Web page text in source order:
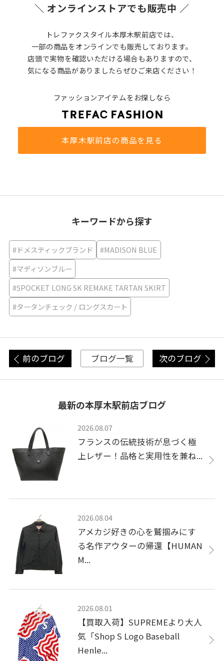
＼ オンラインストアでも販売中 ／
トレファクスタイル本厚木駅前店では、
一部の商品をオンラインでも販売しております。
店頭で実物を確認いただける場合もありますので、
気になる商品がありましたらぜひご来店ください！
ファッションアイテムをお探しなら
本厚木駅前店の商品を見る
キーワードから探す
#ドメスティックブランド
#MADISON BLUE
#マディソンブルー
#5POCKET LONG SK REMAKE TARTAN SKIRT
#タータンチェック / ロングスカート
前のブログ ブログ一覧 次のブログ
最新の本厚木駅前店ブログ
2026.08.07
フランスの伝統技術が息づく極
上レザー！品格と実用性を兼ね...
2026.08.04
アメカジ好きの心を鷲掴みにす
る名作アウターの帰還【HUMAN
M...
2026.08.01
【買取入荷】SUPREMEより大人
気「Shop S Logo Baseball
Henle...